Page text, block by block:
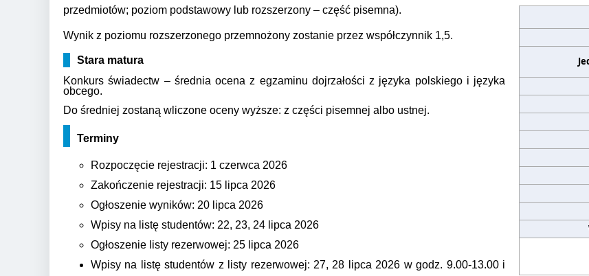
przedmiotów; poziom podstawowy lub rozszerzony – część pisemna).
Wynik z poziomu rozszerzonego przemnożony zostanie przez współczynnik 1,5.
Stara matura
Konkurs świadectw – średnia ocena z egzaminu dojrzałości z języka polskiego i języka
obcego.
Do średniej zostaną wliczone oceny wyższe: z części pisemnej albo ustnej.
Terminy
Rozpoczęcie rejestracji: 1 czerwca 2026
Zakończenie rejestracji: 15 lipca 2026
Ogłoszenie wyników: 20 lipca 2026
Wpisy na listę studentów: 22, 23, 24 lipca 2026
Ogłoszenie listy rezerwowej: 25 lipca 2026
Wpisy na listę studentów z listy rezerwowej: 27, 28 lipca 2026 w godz. 9.00-13.00 i